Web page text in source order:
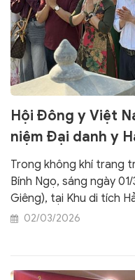
Hội Đông y Việt
niệm Đại danh y
Hữu Trác tại Hà
Trong không khí trang
Bính Ngọ, sáng ngày
Giêng), tại Khu di tích
(xã Hương Sơn, tỉnh Hà
02/03/2026